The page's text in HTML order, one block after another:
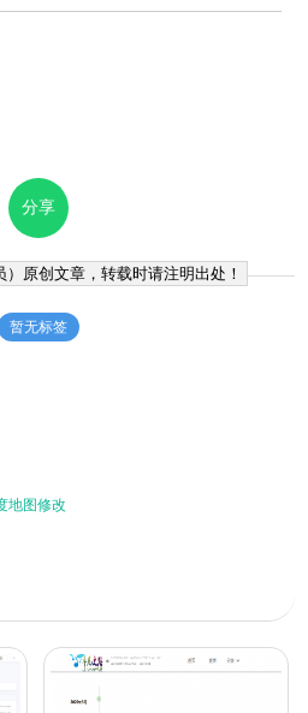
分享
）原创文章，转载时请注明出处！
暂无标签
地图修改